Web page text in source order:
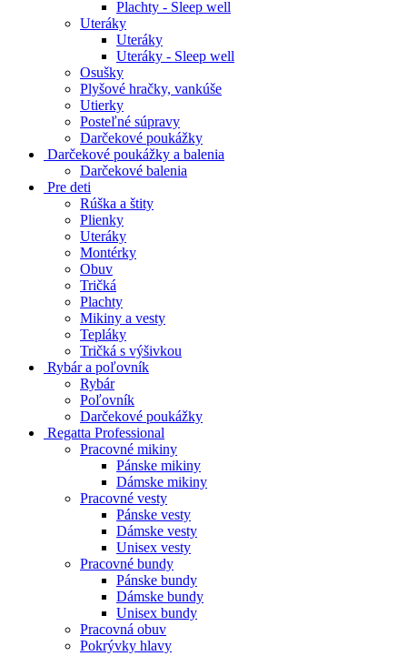
Plachty - Sleep well
Uteráky
Uteráky
Uteráky - Sleep well
Osušky
Plyšové hračky, vankúše
Utierky
Posteľné súpravy
Darčekové poukážky
Darčekové poukážky a balenia
Darčekové balenia
Pre deti
Rúška a štity
Plienky
Uteráky
Montérky
Obuv
Tričká
Plachty
Mikiny a vesty
Tepláky
Tričká s výšivkou
Rybár a poľovník
Rybár
Poľovník
Darčekové poukážky
Regatta Professional
Pracovné mikiny
Pánske mikiny
Dámske mikiny
Pracovné vesty
Pánske vesty
Dámske vesty
Unisex vesty
Pracovné bundy
Pánske bundy
Dámske bundy
Unisex bundy
Pracovná obuv
Pokrývky hlavy